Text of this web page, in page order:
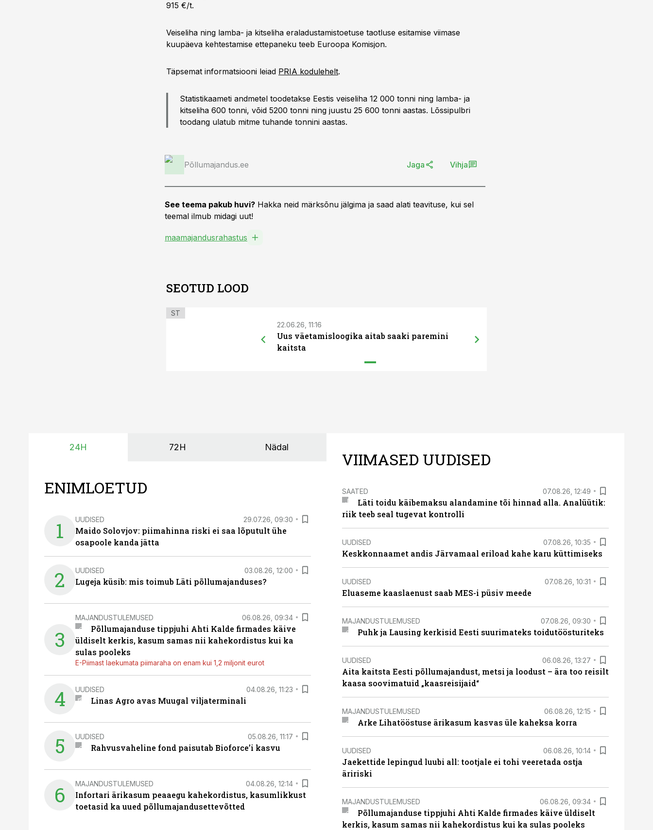
915 €/t.
Veiseliha ning lamba- ja kitseliha eraladustamistoetuse taotluse esitamise viimase
kuupäeva kehtestamise ettepaneku teeb Euroopa Komisjon.
Täpsemat informatsiooni leiad PRIA kodulehelt.
Statistikaameti andmetel toodetakse Eestis veiseliha 12 000 tonni ning lamba- ja
kitseliha 600 tonni, võid 5200 tonni ning juustu 25 600 tonni aastas. Lõssipulbri
toodang ulatub mitme tuhande tonnini aastas.
Põllumajandus.ee Jaga Vihja
See teema pakub huvi? Hakka neid märksõnu jälgima ja saad alati teavituse, kui sel
teemal ilmub midagi uut!
maamajandusrahastus
SEOTUD LOOD
ST
22.06.26, 11:16
Uus väetamisloogika aitab saaki paremini
kaitsta
24H 72H Nädal
ENIMLOETUD
1 UUDISED 29.07.26, 09:30
Maido Solovjov: piimahinna riski ei saa lõputult ühe
osapoole kanda jätta
2 UUDISED 03.08.26, 12:00
Lugeja küsib: mis toimub Läti põllumajanduses?
3
MAJANDUSTULEMUSED 06.08.26, 09:34
Põllumajanduse tippjuhi Ahti Kalde firmades käive
üldiselt kerkis, kasum samas nii kahekordistus kui ka
sulas pooleks
E-Piimast laekumata piimaraha on enam kui 1,2 miljonit eurot
4 UUDISED 04.08.26, 11:23
Linas Agro avas Muugal viljaterminali
5 UUDISED 05.08.26, 11:17
Rahvusvaheline fond paisutab Bioforce’i kasvu
6 MAJANDUSTULEMUSED 04.08.26, 12:14
Infortari ärikasum peaaegu kahekordistus, kasumlikkust
toetasid ka uued põllumajandusettevõtted
VIIMASED UUDISED
SAATED 07.08.26, 12:49
Läti toidu käibemaksu alandamine tõi hinnad alla. Analüütik:
riik teeb seal tugevat kontrolli
UUDISED 07.08.26, 10:35
Keskkonnaamet andis Järvamaal eriload kahe karu küttimiseks
UUDISED 07.08.26, 10:31
Eluaseme kaaslaenust saab MES-i püsiv meede
MAJANDUSTULEMUSED 07.08.26, 09:30
Puhk ja Lausing kerkisid Eesti suurimateks toidutöösturiteks
UUDISED 06.08.26, 13:27
Aita kaitsta Eesti põllumajandust, metsi ja loodust – ära too reisilt
kaasa soovimatuid „kaasreisijaid“
MAJANDUSTULEMUSED 06.08.26, 12:15
Arke Lihatööstuse ärikasum kasvas üle kaheksa korra
UUDISED 06.08.26, 10:14
Jaekettide lepingud luubi all: tootjale ei tohi veeretada ostja
äririski
MAJANDUSTULEMUSED 06.08.26, 09:34
Põllumajanduse tippjuhi Ahti Kalde firmades käive üldiselt
kerkis, kasum samas nii kahekordistus kui ka sulas pooleks